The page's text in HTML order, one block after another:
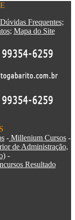
Dúvidas Frequentes;
; Mapa do Site
- Millenium Cursos -
de Administração,
-
Resultado